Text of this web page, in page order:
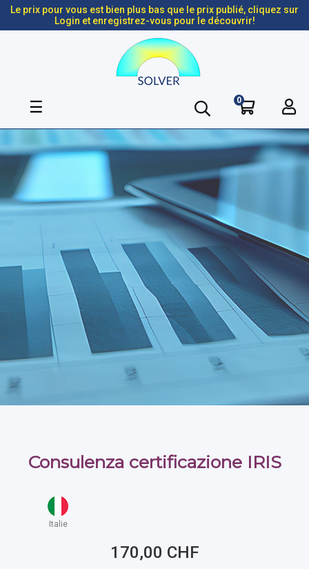
Le prix pour vous est bien plus bas que le prix publié, cliquez sur
Login et enregistrez-vous pour le découvrir!
Basculer
navigation
☰ 0
Consulenza certificazione IRIS
Italie
170,00 CHF